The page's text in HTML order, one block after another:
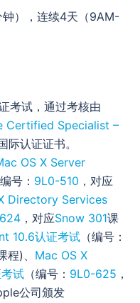
），连续4天（9AM-
考试，通过考核由
Certified Specialist –
际认证证书。
OS X Server
编号： 9L0-510 ，对应
Directory Services
，对应Snow 301课
10.6认证考试 （编号：
程)、 Mac OS X
试 （编号： 9L0-625 ，
公司颁发